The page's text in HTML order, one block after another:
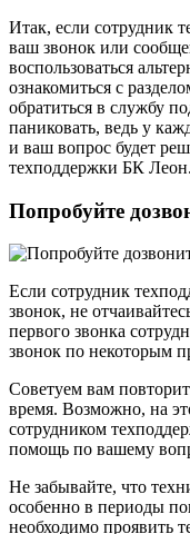
Итак, если сотрудник
ваш звонок или
воспользоваться
ознакомиться с
обратиться в службу
паниковать, ведь у
и ваш вопрос будет
техподдержки БК Леон.
Попробуйте
Если сотрудник
звонок, не
первого звонка
звонок по некоторым
Советуем вам
время. Возможно, на
сотрудником
помощь по вашему
Не забывайте, что
особенно в периоды
необходимо проявить